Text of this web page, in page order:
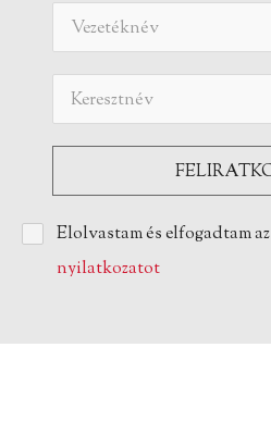
Elolvastam és elfogadtam az
nyilatkozatot